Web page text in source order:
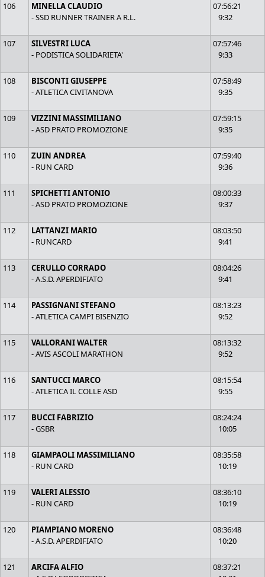
106
MINELLA CLAUDIO
- SSD RUNNER TRAINER A R.L.
07:56:21
9:32
107
SILVESTRI LUCA
- PODISTICA SOLIDARIETA'
07:57:46
9:33
108
BISCONTI GIUSEPPE
- ATLETICA CIVITANOVA
07:58:49
9:35
109
VIZZINI MASSIMILIANO
- ASD PRATO PROMOZIONE
07:59:15
9:35
110
ZUIN ANDREA
- RUN CARD
07:59:40
9:36
111
SPICHETTI ANTONIO
- ASD PRATO PROMOZIONE
08:00:33
9:37
112
LATTANZI MARIO
- RUNCARD
08:03:50
9:41
113
CERULLO CORRADO
- A.S.D. APERDIFIATO
08:04:26
9:41
114
PASSIGNANI STEFANO
- ATLETICA CAMPI BISENZIO
08:13:23
9:52
115
VALLORANI WALTER
- AVIS ASCOLI MARATHON
08:13:32
9:52
116
SANTUCCI MARCO
- ATLETICA IL COLLE ASD
08:15:54
9:55
117
BUCCI FABRIZIO
- GSBR
08:24:24
10:05
118
GIAMPAOLI MASSIMILIANO
- RUN CARD
08:35:58
10:19
119
VALERI ALESSIO
- RUN CARD
08:36:10
10:19
120
PIAMPIANO MORENO
- A.S.D. APERDIFIATO
08:36:48
10:20
121
ARCIFA ALFIO
08:37:21